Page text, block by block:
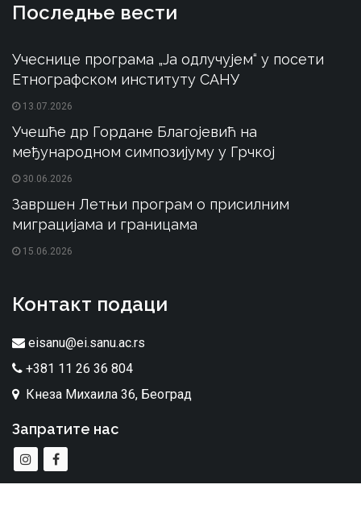
Последње вести
Учеснице програма „Ја одлучујем“ у посети
Етнографском институту САНУ
13.07.2026
Учешће др Гордане Благојевић на
међународном симпозијуму у Грчкој
30.06.2026
Завршен Летњи програм о присилним
миграцијама и границама
15.06.2026
Контакт подаци
eisanu@ei.sanu.ac.rs
+381 11 26 36 804
Кнеза Михаила 36, Београд
Запратите нас